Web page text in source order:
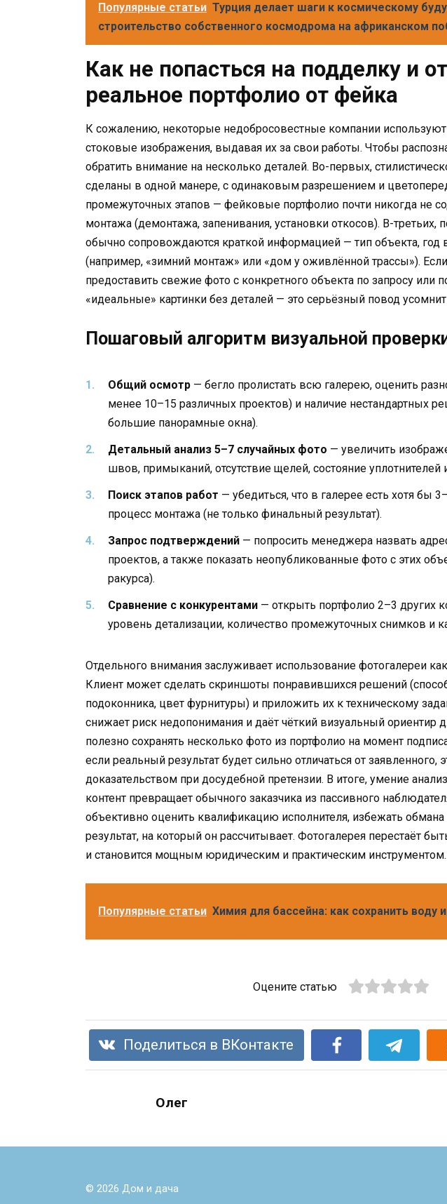
Популярные статьи Турция делает шаги к космическому
строительство собственного космодрома на африканском
Как не попасться на подделку и
реальное портфолио от фейка
К сожалению, некоторые недобросовестные компании
стоковые изображения, выдавая их за свои работы. Чтобы
обратить внимание на несколько деталей. Во-первых,
сделаны в одной манере, с одинаковым разрешением и
промежуточных этапов — фейковые портфолио почти никогда не
монтажа (демонтажа, запенивания, установки откосов). В-третьих,
обычно сопровождаются краткой информацией — тип объекта, год
(например, «зимний монтаж» или «дом у оживлённой трассы»).
предоставить свежие фото с конкретного объекта по запросу или
«идеальные» картинки без деталей — это серьёзный повод
Пошаговый алгоритм визуальной
Общий осмотр — бегло пролистать всю галерею, оценить
менее 10–15 различных проектов) и наличие нестандартных
большие панорамные окна).
Детальный анализ 5–7 случайных фото — увеличить
швов, примыканий, отсутствие щелей, состояние уплотнителей
Поиск этапов работ — убедиться, что в галерее есть хотя бы
процесс монтажа (не только финальный результат).
Запрос подтверждений — попросить менеджера назвать
проектов, а также показать неопубликованные фото с этих
ракурса).
Сравнение с конкурентами — открыть портфолио 2–3 других
уровень детализации, количество промежуточных снимков и
Отдельного внимания заслуживает использование фотогалереи
Клиент может сделать скриншоты понравившихся решений
подоконника, цвет фурнитуры) и приложить их к техническому
снижает риск недопонимания и даёт чёткий визуальный ориентир
полезно сохранять несколько фото из портфолио на момент
если реальный результат будет сильно отличаться от заявленного,
доказательством при досудебной претензии. В итоге, умение
контент превращает обычного заказчика из пассивного
объективно оценить квалификацию исполнителя, избежать обмана
результат, на который он рассчитывает. Фотогалерея перестаёт
и становится мощным юридическим и практическим инструментом.
Популярные статьи Химия для бассейна: как сохранить воду
Оцените статью
Поделиться в ВКонтакте
Олег
© 2026 Дом и дача